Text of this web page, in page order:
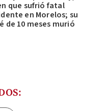
que sufrió fatal
en Morelos; su
de 10 meses murió